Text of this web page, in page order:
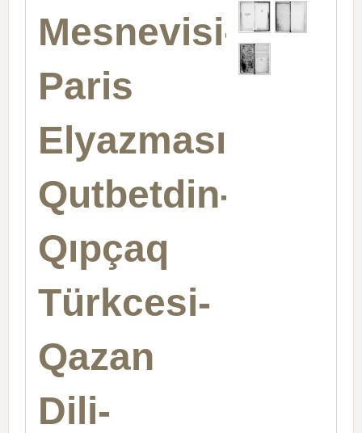
Mesnevisi-
Paris
Elyazması-
Qutbetdin-
Qıpçaq
Türkcesi-
Qazan
Dili-